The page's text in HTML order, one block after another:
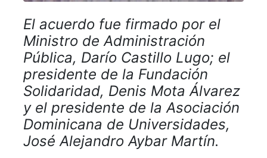
El acuerdo fue firmado por el
Ministro de Administración
Pública, Darío Castillo Lugo; el
presidente de la Fundación
Solidaridad, Denis Mota Álvarez
y el presidente de la Asociación
Dominicana de Universidades,
José Alejandro Aybar Martín.